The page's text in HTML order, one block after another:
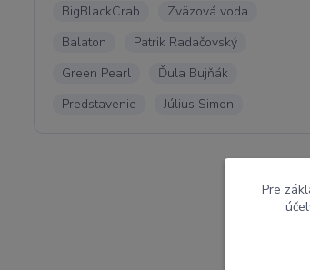
BigBlackCrab
Zväzová voda
Balaton
Patrik Radačovský
Green Pearl
Ďula Bujňák
Predstavenie
Július Simon
Pre